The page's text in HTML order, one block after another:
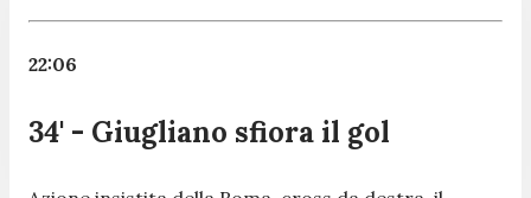
22:06
34' - Giugliano sfiora il gol